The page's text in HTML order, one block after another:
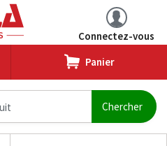
Connectez-vous
Panier